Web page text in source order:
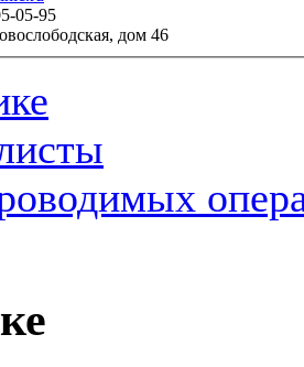
05-95
дом 46